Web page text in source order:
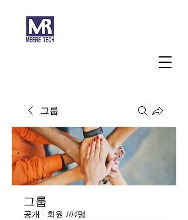
그룹
그룹
공개 · 회원 104명